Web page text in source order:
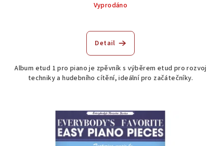
Vyprodáno
hodnocení
produktu
z
5
Detail
Album etud 1 pro piano je zpěvník s výběrem etud pro rozvoj
techniky a hudebního cítění, ideální pro začátečníky.